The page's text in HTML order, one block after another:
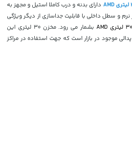
دارای بدنه و درب کاملا استیل و مجهز به
و سطل داخلی با قابلیت جداسازی از دیگر ویژگی
بشمار می رود. مخزن 30 لیتری این
موجود در بازار است که جهت استفاده در مراکز